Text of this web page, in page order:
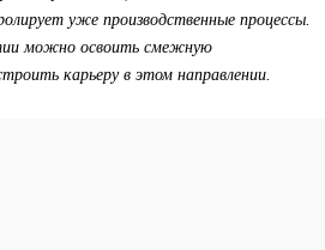
уже производственные процессы.
можно освоить смежную
карьеру в этом направлении.